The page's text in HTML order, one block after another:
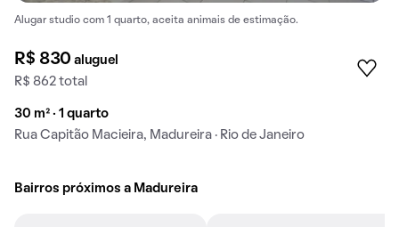
Alugar studio com 1 quarto, aceita animais de estimação.
R$ 830aluguel
R$ 862 total
30 m² · 1 quarto
Rua Capitão Macieira, Madureira · Rio de Janeiro
Bairros próximos a Madureira